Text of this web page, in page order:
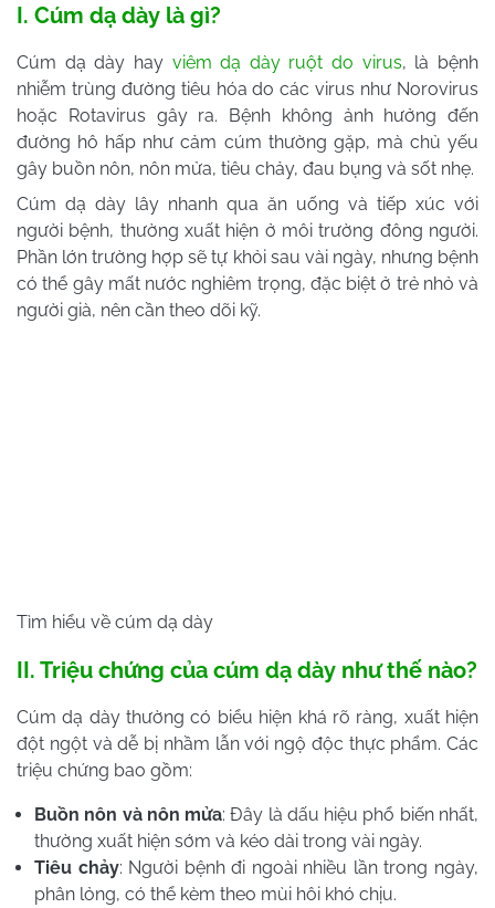
I. Cúm dạ dày là gì?
Cúm dạ dày hay viêm dạ dày ruột do virus, là bệnh
nhiễm trùng đường tiêu hóa do các virus như Norovirus
hoặc Rotavirus gây ra. Bệnh không ảnh hưởng đến
đường hô hấp như cảm cúm thường gặp, mà chủ yếu
gây buồn nôn, nôn mửa, tiêu chảy, đau bụng và sốt nhẹ.
Cúm dạ dày lây nhanh qua ăn uống và tiếp xúc với
người bệnh, thường xuất hiện ở môi trường đông người.
Phần lớn trường hợp sẽ tự khỏi sau vài ngày, nhưng bệnh
có thể gây mất nước nghiêm trọng, đặc biệt ở trẻ nhỏ và
người già, nên cần theo dõi kỹ.
Tìm hiểu về cúm dạ dày
II. Triệu chứng của cúm dạ dày như thế nào?
Cúm dạ dày thường có biểu hiện khá rõ ràng, xuất hiện
đột ngột và dễ bị nhầm lẫn với ngộ độc thực phẩm. Các
triệu chứng bao gồm:
Buồn nôn và nôn mửa: Đây là dấu hiệu phổ biến nhất,
thường xuất hiện sớm và kéo dài trong vài ngày.
Tiêu chảy: Người bệnh đi ngoài nhiều lần trong ngày,
phân lỏng, có thể kèm theo mùi hôi khó chịu.